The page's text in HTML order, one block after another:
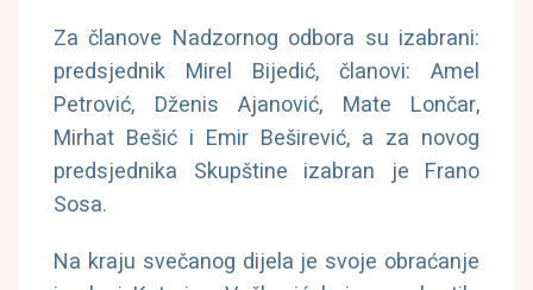
Za članove Nadzornog odbora su izabrani:
predsjednik Mirel Bijedić, članovi: Amel
Petrović, Dženis Ajanović, Mate Lončar,
Mirhat Bešić i Emir Beširević, a za novog
predsjednika Skupštine izabran je Frano
Sosa.
Na kraju svečanog dijela je svoje obraćanje